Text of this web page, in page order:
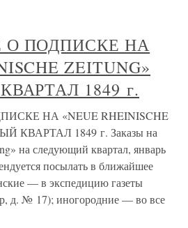
ПОДПИСКЕ НА
ZEITUNG»
1849 г.
НА «NEUE RHEINISCHE
КВАРТАЛ 1849 г. Заказы на
на следующий квартал, январь
посылать в ближайшее
— в экспедицию газеты
д. № 17); иногородние — во все